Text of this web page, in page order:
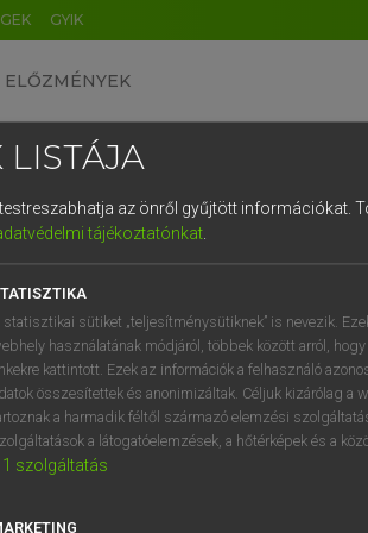
GYIK
ELŐZMÉNYEK
szótár
VAN ELŐFIZETÉSED?
megtekintéséhez.
LISTÁJA
az önről gyűjtött információkat.
tájékoztatónkat.
statisztikai sütiket „teljesítménysütiknek” is nevezik.
használatának módjáról, többek között arról,
kattintott. Ezek az információk a felhasználó
összesítettek és anonimizáltak. Céljuk kizárólag a
a harmadik féltől származó elemzési
a látogatóelemzések, a hőtérképek és a
1 szolgáltatás
DE CN FR ES IT NL
1 2 3 4 5 6
q w e r t z
a s d f g h j
í y x c v b n